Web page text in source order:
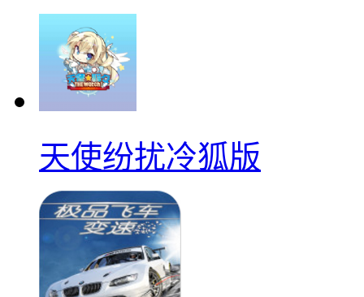
天使纷扰冷狐版